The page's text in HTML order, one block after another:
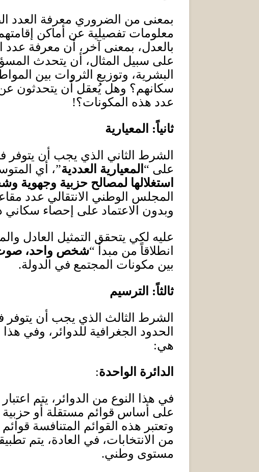
بمعنى من الضروري معرفة العدد
معلومات تفصيلية عن أماكن
بالعدل، بمعنى آخر، أن معرفة
على سبيل المثال، أن يتحدث
البشرية، وتوزيع الثروات بين
سكانهم؟ وهل يُعقل أن يتحدثون عن
عدد هذه المكونات؟!
ثانياً:
المعيارية
الشرط الثاني الذي يجب أن يتوفر
على “ المعيارية العددية”، أي
استغلالها لمصالح حزبية وجهوية
المجلس الوطني الانتقالي عدد
وبدون الاعتماد على إحصاء
عليه لكي يتحقق التمثيل العادل
انطلاقاً من مبدأ “شخص واحد،
بين مكونات المجتمع في الدولة.
ثالثاً:
الترسيم
الشرط الثالث الذي يجب أن يتوفر
الحدود الجغرافية للدوائر، وفي
هي:
الدائرة الواحدة:
في هذا النوع من الدوائر، يتم
على أساس قوائم مستقلة أو حزبية
وتعتبر هذه القوائم المتنافسة
من الانتخابات، في العادة، يتم
مستوى وطني.